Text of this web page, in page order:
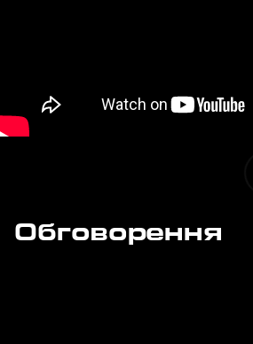
Обговорення